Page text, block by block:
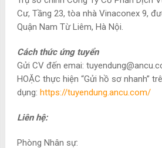
Cư, Tầng 23, tòa nhà Vinaconex 9,
Quận Nam Từ Liêm, Hà Nội.
Cách thức ứng tuyển
Gửi CV đến emai:
HOẶC thực hiện “Gửi hồ sơ nhanh”
dụng: https://tuyendung.ancu.com/
Liên hệ:
Phòng Nhân sự: